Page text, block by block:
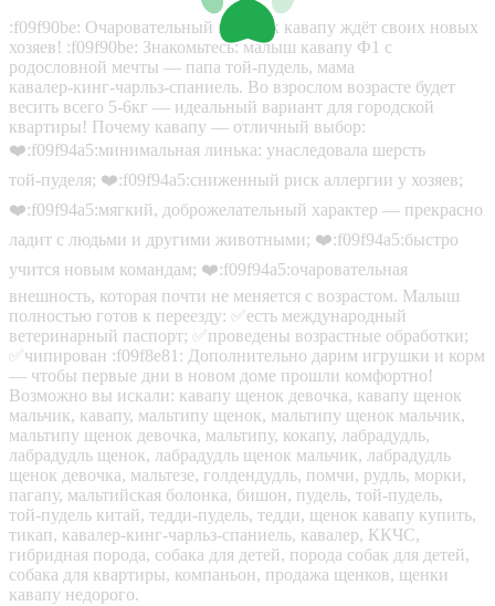
:f09f90be: Очаровательный мальчик кавапу ждёт своих новых
хозяев! :f09f90be: Знакомьтесь: малыш кавапу Ф1 с
родословной мечты — папа той‑пудель, мама
кавалер‑кинг‑чарльз‑спаниель. Во взрослом возрасте будет
весить всего 5-6кг — идеальный вариант для городской
квартиры! Почему кавапу — отличный выбор:
❤️‍:f09f94a5:минимальная линька: унаследовала шерсть
той‑пуделя; ❤️‍:f09f94a5:сниженный риск аллергии у хозяев;
❤️‍:f09f94a5:мягкий, доброжелательный характер — прекрасно
ладит с людьми и другими животными; ❤️‍:f09f94a5:быстро
учится новым командам; ❤️‍:f09f94a5:очаровательная
внешность, которая почти не меняется с возрастом. Малыш
полностью готов к переезду: ✅есть международный
ветеринарный паспорт; ✅проведены возрастные обработки;
✅чипирован :f09f8e81: Дополнительно дарим игрушки и корм
— чтобы первые дни в новом доме прошли комфортно!
Возможно вы искали: кавапу щенок девочка, кавапу щенок
мальчик, кавапу, мальтипу щенок, мальтипу щенок мальчик,
мальтипу щенок девочка, мальтипу, кокапу, лабрадудль,
лабрадудль щенок, лабрадудль щенок мальчик, лабрадудль
щенок девочка, мальтезе, голдендудль, помчи, рудль, морки,
пагапу, мальтийская болонка, бишон, пудель, той‑пудель,
той‑пудель китай, тедди‑пудель, тедди, щенок кавапу купить,
тикап, кавалер‑кинг‑чарльз‑спаниель, кавалер, ККЧС,
гибридная порода, собака для детей, порода собак для детей,
собака для квартиры, компаньон, продажа щенков, щенки
кавапу недорого.